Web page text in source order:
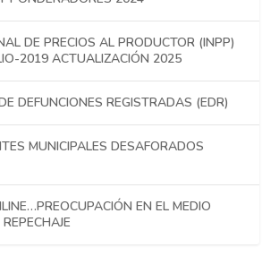
DE PRECIOS AL PRODUCTOR (INPP)
2019 ACTUALIZACIÓN 2025
DEFUNCIONES REGISTRADAS (EDR)
MUNICIPALES DESAFORADOS
EN EL MEDIO